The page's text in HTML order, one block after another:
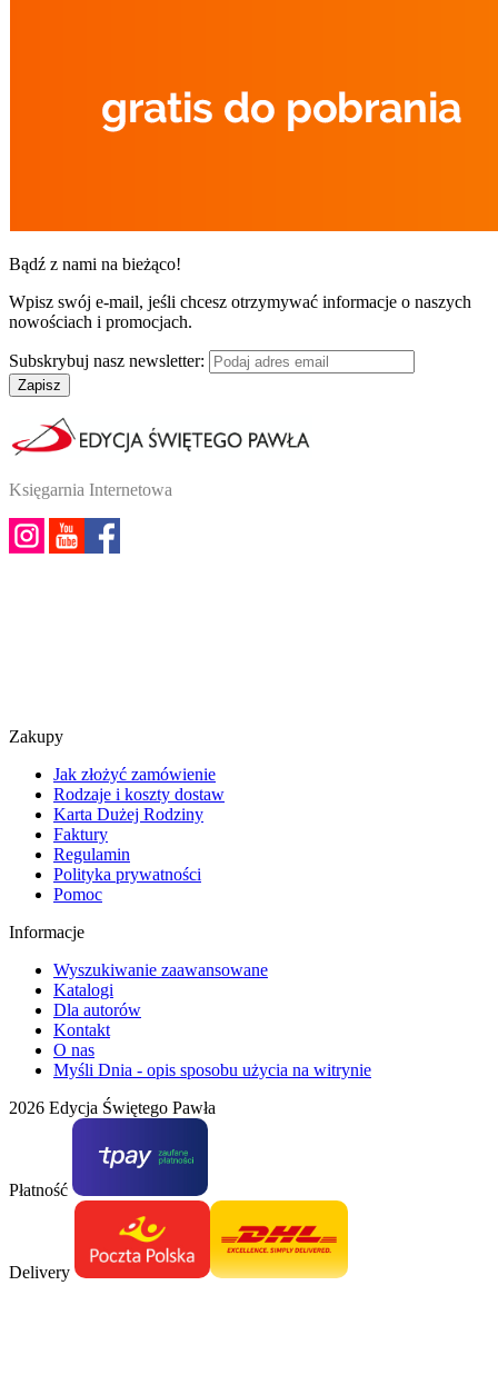
Bądź z nami na bieżąco!
Wpisz swój e-mail, jeśli chcesz otrzymywać informacje o naszych
nowościach i promocjach.
Subskrybuj nasz newsletter:
Zapisz
Księgarnia Internetowa
Zakupy
Jak złożyć zamówienie
Rodzaje i koszty dostaw
Karta Dużej Rodziny
Faktury
Regulamin
Polityka prywatności
Pomoc
Informacje
Wyszukiwanie zaawansowane
Katalogi
Dla autorów
Kontakt
O nas
Myśli Dnia - opis sposobu użycia na witrynie
2026 Edycja Świętego Pawła
Płatność
Delivery